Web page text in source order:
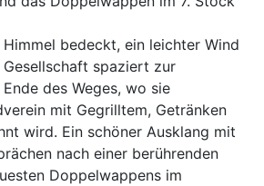
bedeckt, ein leichter Wind
spaziert zur
des Weges, wo sie
mit Gegrilltem, Getränken
wird. Ein schöner Ausklang mit
nach einer berührenden
Doppelwappens im